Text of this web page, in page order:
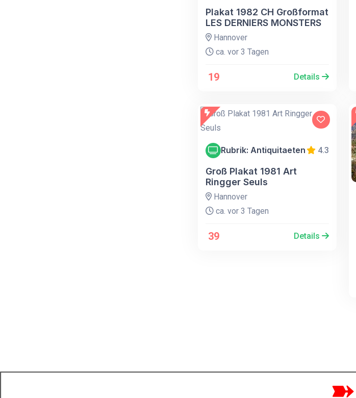
Plakat 1982 CH Großformat
LES DERNIERS MONSTERS
Hannover
ca. vor 3 Tagen
19 Details
Rubrik: Antiquitaeten 4.3
Groß Plakat 1981 Art
Ringger Seuls
Hannover
ca. vor 3 Tagen
39 Details